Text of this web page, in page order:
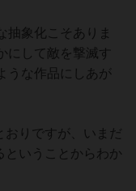
抽象化こそありま
して敵を撃滅す
うな作品にしあが
おりですが、いまだ
ということからわか